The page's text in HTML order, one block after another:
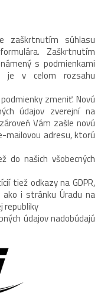
zaškrtnutím súhlasu
Zaškrtnutím
s podmienkami
je v celom rozsahu
zmeniť. Novú
údajov zverejní na
Vám zašle novú
mailovou adresu, ktorú
do našich všobecných
tiež odkazy na GDPR,
ako i stránku Úradu na
republiky
údajov nadobúdajú